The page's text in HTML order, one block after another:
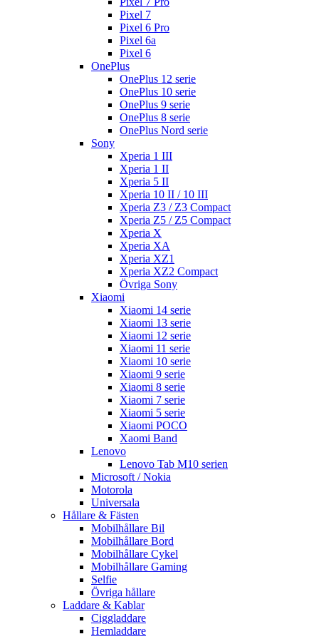
Pixel 7
Pixel 6 Pro
Pixel 6a
Pixel 6
OnePlus
OnePlus 12 serie
OnePlus 10 serie
OnePlus 9 serie
OnePlus 8 serie
OnePlus Nord serie
Sony
Xperia 1 III
Xperia 1 II
Xperia 5 II
Xperia 10 II / 10 III
Xperia Z3 / Z3 Compact
Xperia Z5 / Z5 Compact
Xperia X
Xperia XA
Xperia XZ1
Xperia XZ2 Compact
Övriga Sony
Xiaomi
Xiaomi 14 serie
Xiaomi 13 serie
Xiaomi 12 serie
Xiaomi 11 serie
Xiaomi 10 serie
Xiaomi 9 serie
Xiaomi 8 serie
Xiaomi 7 serie
Xiaomi 5 serie
Xiaomi POCO
Xaomi Band
Lenovo
Lenovo Tab M10 serien
Microsoft / Nokia
Motorola
Universala
Hållare & Fästen
Mobilhållare Bil
Mobilhållare Bord
Mobilhållare Cykel
Mobilhållare Gaming
Selfie
Övriga hållare
Laddare & Kablar
Ciggladdare
Hemladdare